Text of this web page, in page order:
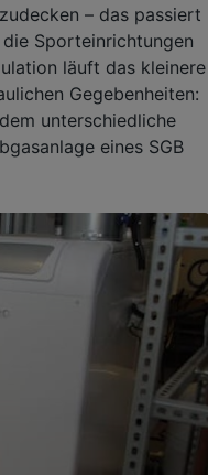
– das passiert
Sporteinrichtungen
läuft das kleinere
Gegebenheiten:
unterschiedliche
eines SGB